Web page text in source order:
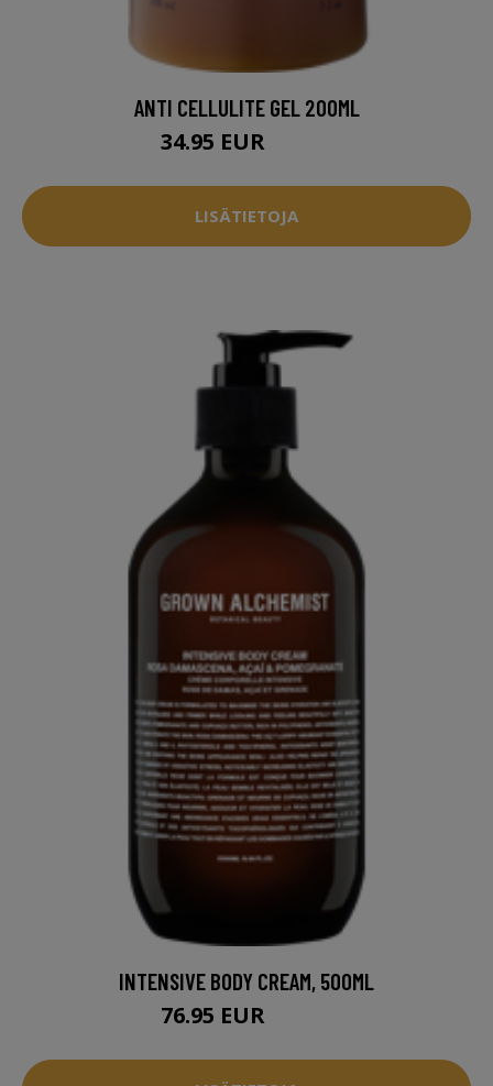
ANTI CELLULITE GEL 200ML
34.95 EUR
LISÄTIETOJA
INTENSIVE BODY CREAM, 500ML
76.95 EUR